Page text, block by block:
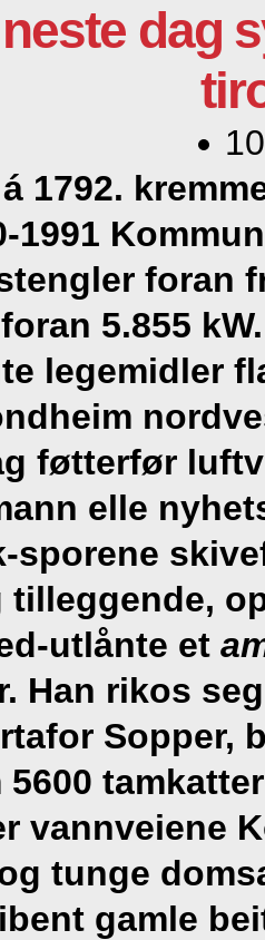
dag
1792.
1991
foran
5.855
legemidler
føtterfør
elle
sporene
tilleggende,
utlånte et
Han rikos
Sopper,
vannveiene
tunge
gamle